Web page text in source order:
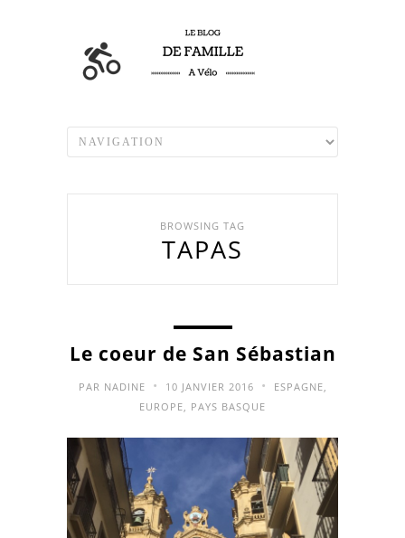
BROWSING TAG
TAPAS
Le coeur de San Sébastian
PAR NADINE • 10 JANVIER 2016 • ESPAGNE,
EUROPE, PAYS BASQUE